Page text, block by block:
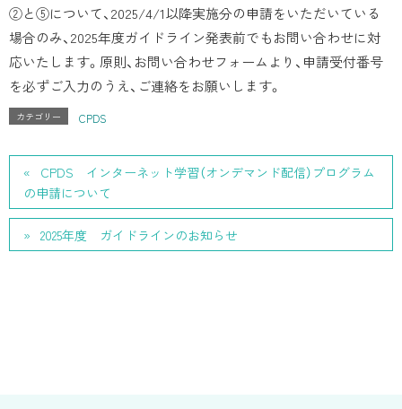
②と⑤について、2025/4/1以降実施分の申請をいただいている
場合のみ、2025年度ガイドライン発表前でもお問い合わせに対
応いたします。原則、お問い合わせフォームより、申請受付番号
を必ずご入力のうえ、ご連絡をお願いします。
カテゴリー CPDS
CPDS インターネット学習（オンデマンド配信）プログラム
の申請について
2025年度 ガイドラインのお知らせ